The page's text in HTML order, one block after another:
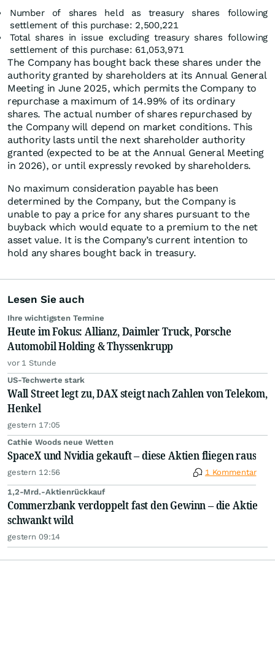
Number of shares held as treasury shares following
settlement of this purchase: 2,500,221
Total shares in issue excluding treasury shares following
settlement of this purchase: 61,053,971
The Company has bought back these shares under the
authority granted by shareholders at its Annual General
Meeting in June 2025, which permits the Company to
repurchase a maximum of 14.99% of its ordinary
shares. The actual number of shares repurchased by
the Company will depend on market conditions. This
authority lasts until the next shareholder authority
granted (expected to be at the Annual General Meeting
in 2026), or until expressly revoked by shareholders.
No maximum consideration payable has been
determined by the Company, but the Company is
unable to pay a price for any shares pursuant to the
buyback which would equate to a premium to the net
asset value. It is the Company’s current intention to
hold any shares bought back in treasury.
Lesen Sie auch
Ihre wichtigsten Termine
Heute im Fokus: Allianz, Daimler Truck, Porsche
Automobil Holding & Thyssenkrupp
vor 1 Stunde
US-Techwerte stark
Wall Street legt zu, DAX steigt nach Zahlen von Telekom,
Henkel
gestern 17:05
Cathie Woods neue Wetten
SpaceX und Nvidia gekauft – diese Aktien fliegen raus
gestern 12:56 1 Kommentar
1,2-Mrd.-Aktienrückkauf
Commerzbank verdoppelt fast den Gewinn – die Aktie
schwankt wild
gestern 09:14